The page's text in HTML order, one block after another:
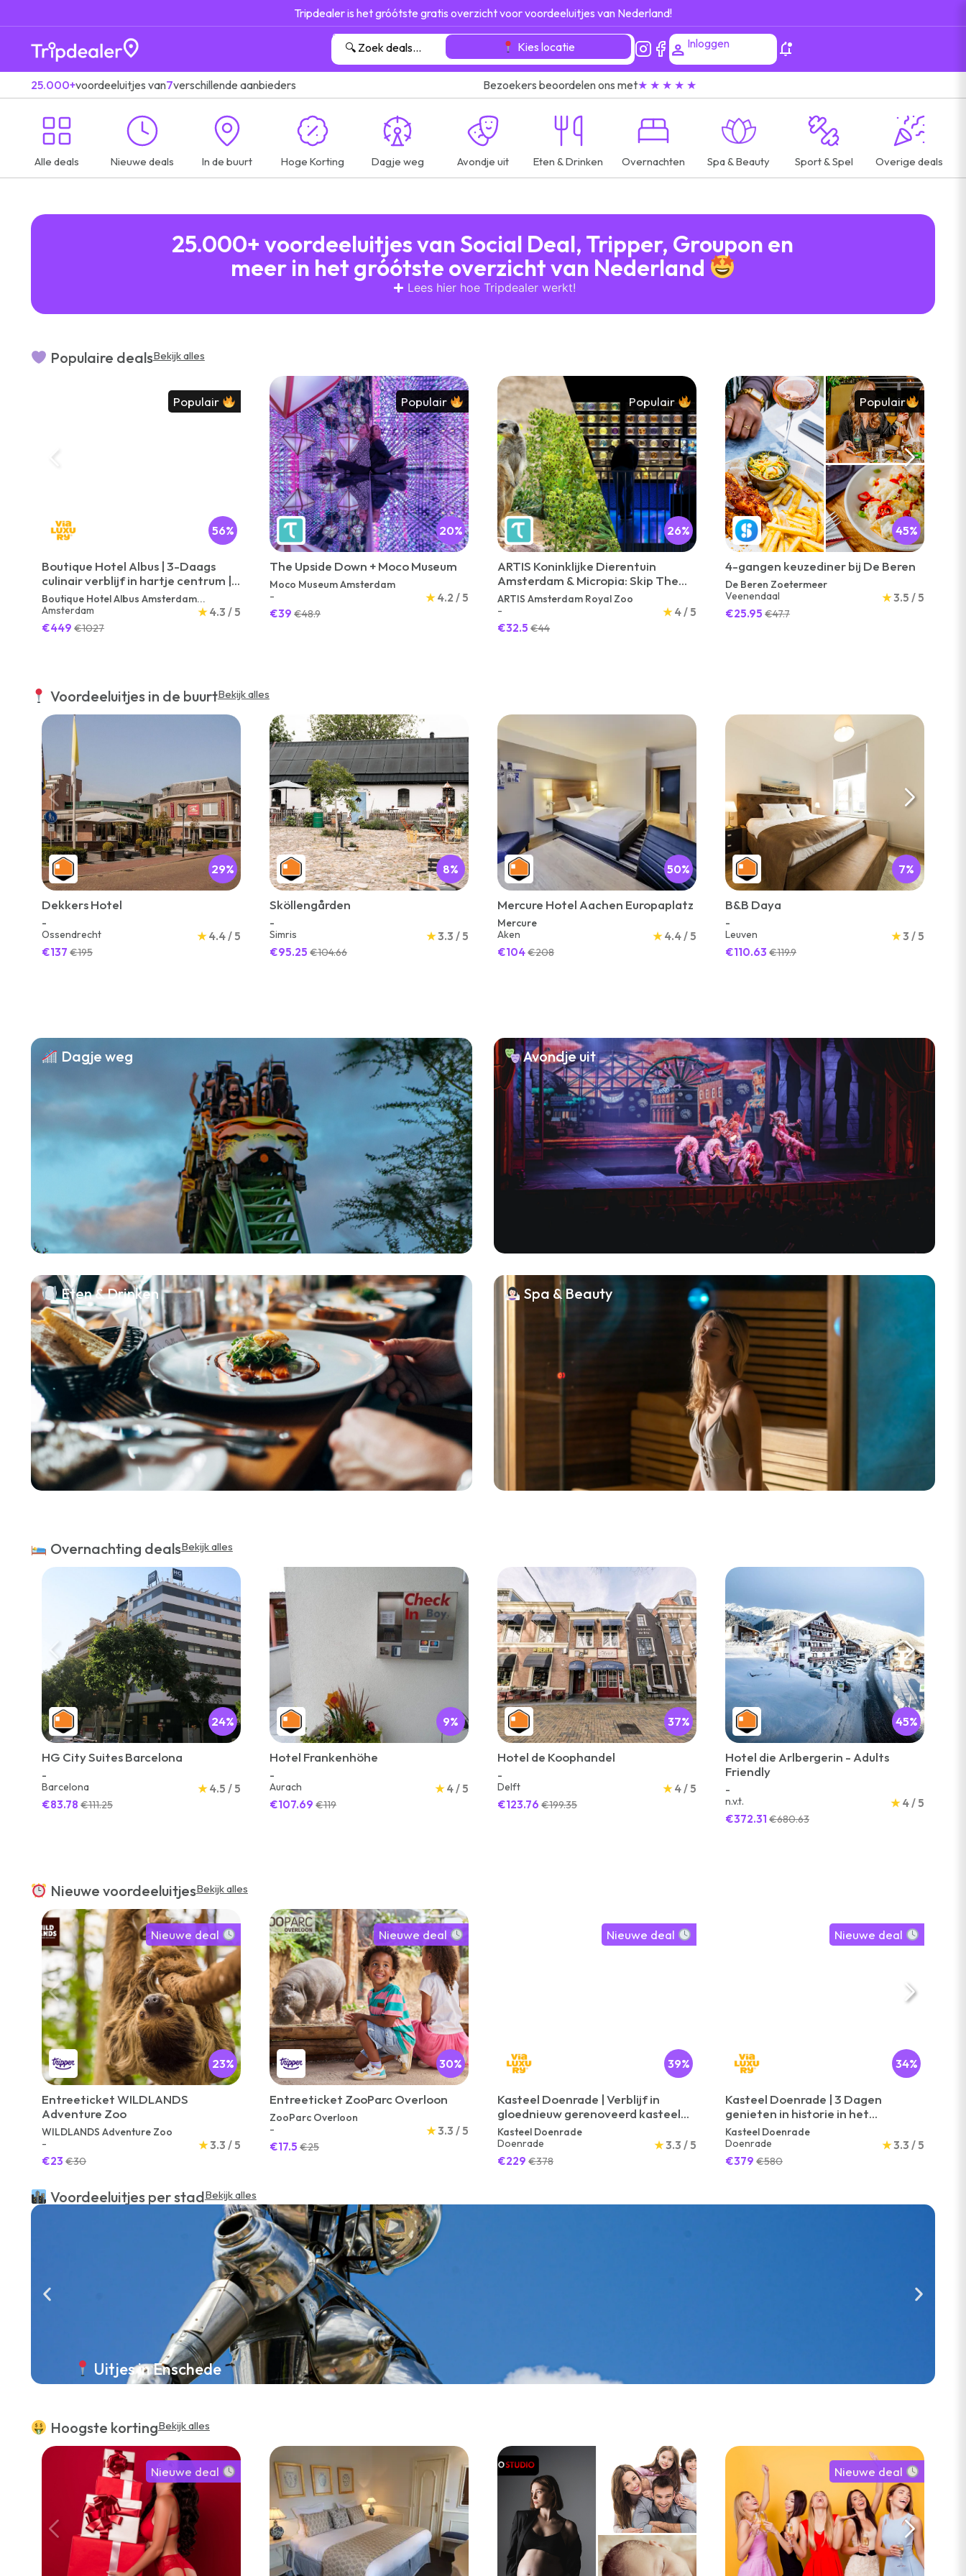
Tripdealer is het gróótste gratis overzicht voor voordeeluitjes van Nederland!
Kies locatie Inloggen
25.000+voordeeluitjes van7verschillende aanbieders Bezoekers beoordelen ons met★ ★ ★ ★ ★
Alle deals Nieuwe deals In de buurt Hoge Korting Dagje weg Avondje uit Eten & Drinken Overnachten Spa & Beauty Sport & Spel Overige deals
25.000+ voordeeluitjes van Social Deal, Tripper, Groupon en
meer in het gróótste overzicht van Nederland
Lees hier hoe Tripdealer werkt!
Populaire dealsBekijk alles
Populair
56%
Boutique Hotel Albus | 3-Daags
culinair verblijf in hartje centrum |
incl. 6-gangendiner (MICHELIN
Gids)
Boutique Hotel Albus Amsterdam...
Amsterdam
★ 4.3 / 5
€449€1027
Populair
20%
The Upside Down + Moco Museum
Moco Museum Amsterdam
-
★ 4.2 / 5
€39€48.9
Populair
26%
ARTIS Koninklijke Dierentuin
Amsterdam & Micropia: Skip The
Line Entree Ticket
ARTIS Amsterdam Royal Zoo
-
★ 4 / 5
€32.5€44
Populair
45%
4-gangen keuzediner bij De Beren
De Beren Zoetermeer
Veenendaal
★3.5 / 5
€25.95€47.7
Voordeeluitjes in de buurtBekijk alles
29%
Dekkers Hotel
-
Ossendrecht
★ 4.4 / 5
€137€195
8%
Sköllengården
-
Simris
★3.3 / 5
€95.25€104.66
50%
Mercure Hotel Aachen Europaplatz
Mercure
Aken
★ 4.4 / 5
€104€208
7%
B&B Daya
-
Leuven
★3 / 5
€110.63€119.9
Dagje weg Avondje uit
Eten & Drinken Spa & Beauty
Overnachting dealsBekijk alles
24%
HG City Suites Barcelona
-
Barcelona
★ 4.5 / 5
€83.78€111.25
9%
Hotel Frankenhöhe
-
Aurach
★ 4 / 5
€107.69€119
37%
Hotel de Koophandel
-
Delft
★ 4 / 5
€123.76€199.35
45%
Hotel die Arlbergerin - Adults
Friendly
-
n.v.t.
★ 4 / 5
€372.31€680.63
Nieuwe voordeeluitjesBekijk alles
Nieuwe deal
23%
Entreeticket WILDLANDS
Adventure Zoo
WILDLANDS Adventure Zoo
-
★3.3 / 5
€23€30
Nieuwe deal
30%
Entreeticket ZooParc Overloon
ZooParc Overloon
-
★3.3 / 5
€17.5€25
Nieuwe deal
39%
Kasteel Doenrade | Verblijf in
gloednieuw gerenoveerd kasteel
hotel in Zuid-Limburg | incl. 3-
gangendiner
Kasteel Doenrade
Doenrade
★3.3 / 5
€229€378
Nieuwe deal
34%
Kasteel Doenrade | 3 Dagen
genieten in historie in het
Limburgse heuvelland | incl. 3-
gangendiner
Kasteel Doenrade
Doenrade
★3.3 / 5
€379€580
Voordeeluitjes per stadBekijk alles
Uitjes in Enschede
Hoogste kortingBekijk alles
Nieuwe deal Nieuwe deal